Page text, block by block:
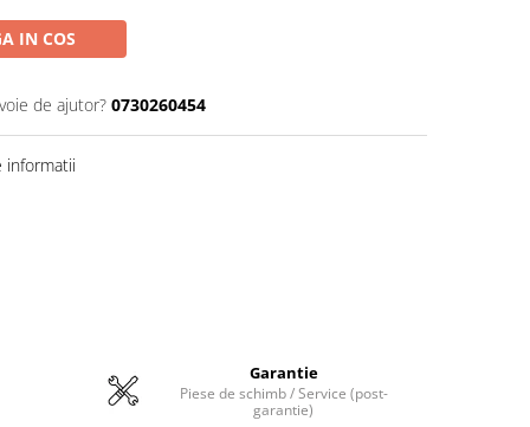
IN COS
de ajutor? 0730260454
informatii
Garantie
Piese de schimb / Service (post-
garantie)